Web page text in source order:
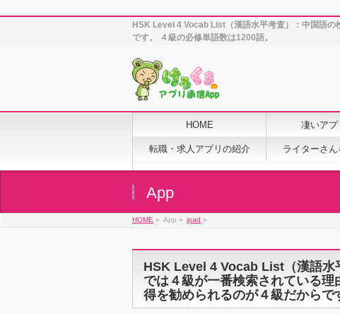
HSK Level 4 Vocab List（漢語水平考査）：中国語の
です。 ４級の必修単語数は1200語。
HOME 凄いアプ
転職・求人アプリの紹介 ライターさん
App
HOME » App » ipad »
HSK Level 4 Vocab List（漢語水
では４級が一番検索されている
得を勧められるのが４級だからで